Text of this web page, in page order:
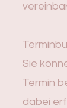
Sie
Termin
dabei